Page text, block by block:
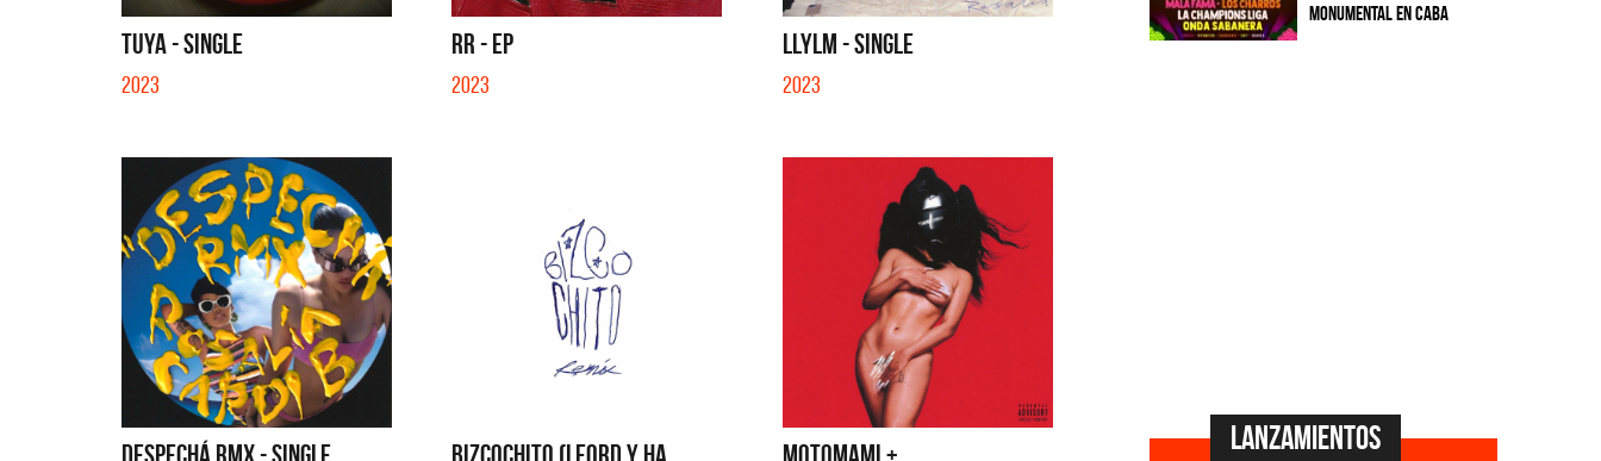
TUYA - SINGLE
2023
RR - EP
2023
LLYLM - SINGLE
2023
monumental en CABA
Lanzamientos